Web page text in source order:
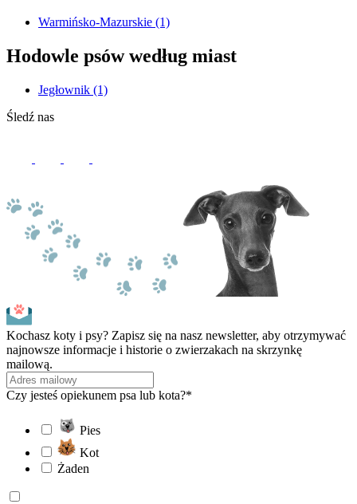
Warmińsko-Mazurskie (1)
Hodowle psów według miast
Jegłownik (1)
Śledź nas
Kochasz koty i psy? Zapisz się na nasz newsletter, aby otrzymywać
najnowsze informacje i historie o zwierzakach na skrzynkę
mailową.
Czy jesteś opiekunem psa lub kota?*
Pies
Kot
Żaden